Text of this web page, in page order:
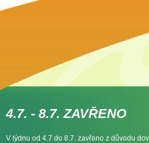
4.7. - 8.7. ZAVŘENO
V týdnu od 4.7 do 8.7. zavřeno z důvodu